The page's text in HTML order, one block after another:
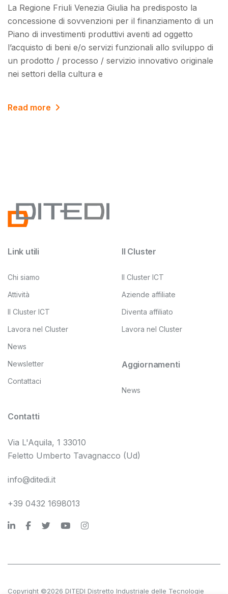
La Regione Friuli Venezia Giulia ha predisposto la
concessione di sovvenzioni per il finanziamento di un
Piano di investimenti produttivi aventi ad oggetto
l’acquisto di beni e/o servizi funzionali allo sviluppo di
un prodotto / processo / servizio innovativo originale
nei settori della cultura e
Read more
Link utili
Chi siamo
Attività
Il Cluster ICT
Lavora nel Cluster
News
Newsletter
Contattaci
Il Cluster
Il Cluster ICT
Aziende affiliate
Diventa affiliato
Lavora nel Cluster
Aggiornamenti
News
Contatti
Via L'Aquila, 1 33010
Feletto Umberto Tavagnacco (Ud)
info@ditedi.it
+39 0432 1698013
Copyright ©2026 DITEDI Distretto Industriale delle Tecnologie